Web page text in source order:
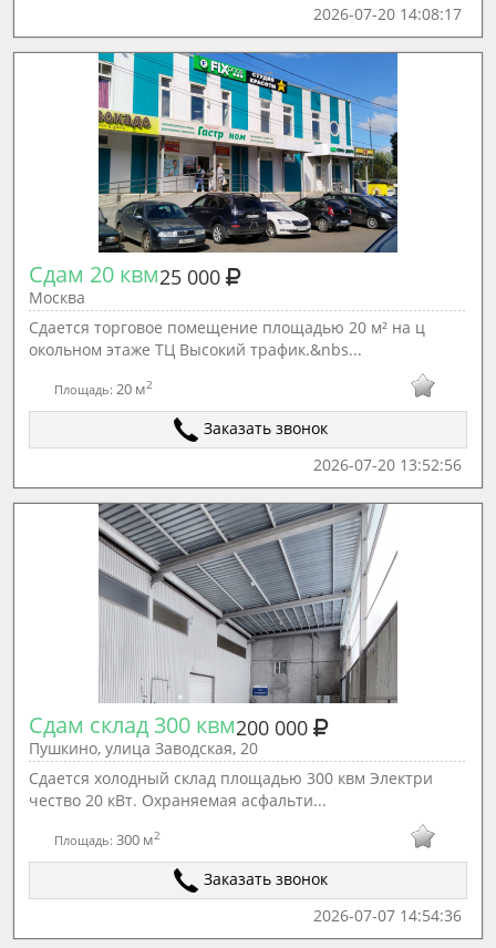
2026-07-20 14:08:17
Сдам 20 квм25 000
Москва
Сдается торговое помещение площадью 20 м² на ц
окольном этаже ТЦ Высокий трафик.&nbs...
Площадь: 20 м2
Заказать звонок
2026-07-20 13:52:56
Сдам склад 300 квм200 000
Пушкино, улица Заводская, 20
Сдается холодный склад площадью 300 квм Электpи
чecтво 20 кBт. Охраняемая асфальти...
Площадь:300 м2
Заказать звонок
2026-07-07 14:54:36